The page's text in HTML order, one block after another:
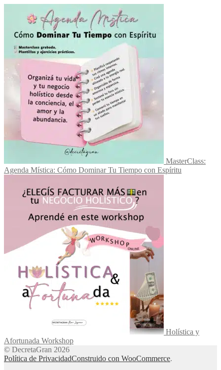
MasterClass:
Agenda Mística: Cómo Dominar Tu Tiempo con Espíritu
Holística y
Afortunada Workshop
© DecretaGran 2026
Política de PrivacidadConstruido con WooCommerce.